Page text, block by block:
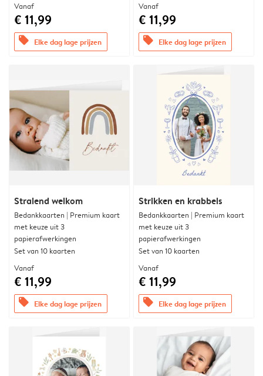
Vanaf
€ 11,99
offers Elke dag lage prijzen
Vanaf
€ 11,99
offers Elke dag lage prijzen
Stralend welkom
Bedankkaarten | Premium kaart
met keuze uit 3
papierafwerkingen
Set van 10 kaarten
Vanaf
€ 11,99
offers Elke dag lage prijzen
Strikken en krabbels
Bedankkaarten | Premium kaart
met keuze uit 3
papierafwerkingen
Set van 10 kaarten
Vanaf
€ 11,99
offers Elke dag lage prijzen